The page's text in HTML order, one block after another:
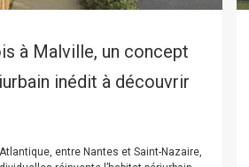
à Malville, un concept
inédit à découvrir
entre Nantes et Saint-Nazaire,